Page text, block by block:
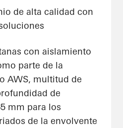
de alta calidad con
con aislamiento
parte de la
AWS, multitud de
de
mm para los
de la envolvente